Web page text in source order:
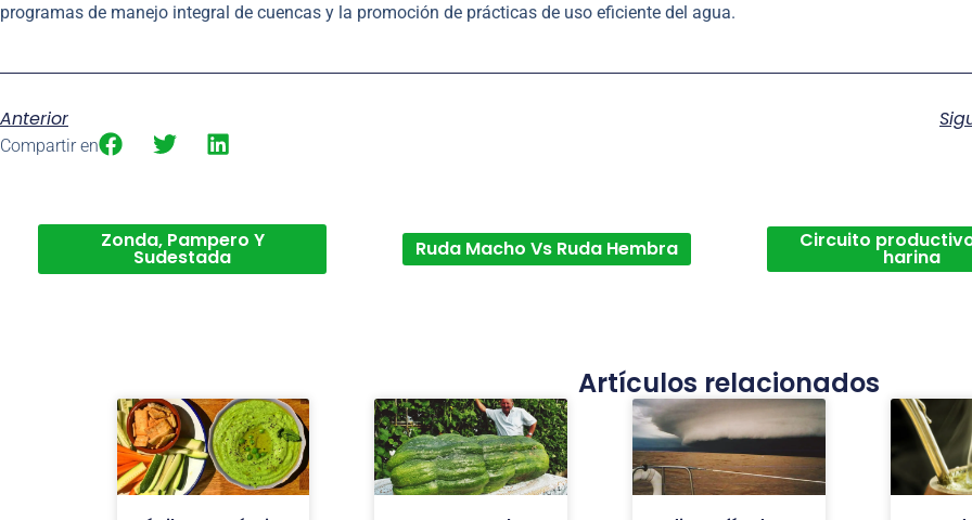
programas de manejo integral de cuencas y la promoción de prácticas de uso eficiente del agua.
Anterior
Compartir en
Zonda, Pampero Y
Sudestada Ruda Macho Vs Ruda Hembra Circuito
harina
Artículos relacionados